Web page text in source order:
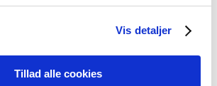
Vis detaljer
Tillad alle cookies
bjk@farmakonom.dk